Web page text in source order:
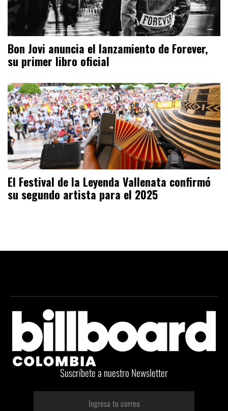
Bon Jovi anuncia el lanzamiento de Forever,
su primer libro oficial
El Festival de la Leyenda Vallenata confirmó
su segundo artista para el 2025
Suscríbete a nuestro Newsletter